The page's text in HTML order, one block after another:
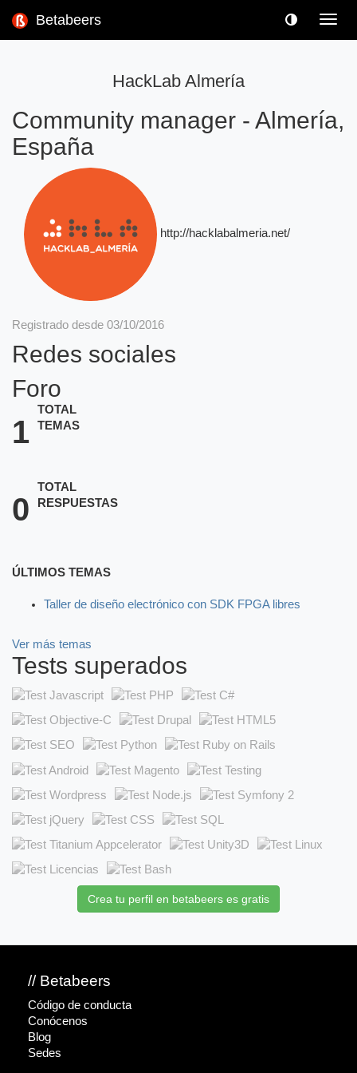
Betabeers
HackLab Almería
Community manager - Almería,
España
http://hacklabalmeria.net/
Registrado desde 03/10/2016
Redes sociales
Foro
1
TOTAL
TEMAS
0
TOTAL
RESPUESTAS
ÚLTIMOS TEMAS
Taller de diseño electrónico con SDK FPGA libres
Ver más temas
Tests superados
Crea tu perfil en betabeers es gratis
// Betabeers
Código de conducta
Conócenos
Blog
Sedes